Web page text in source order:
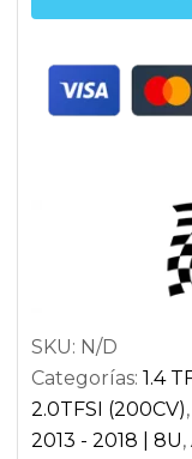
AUDI
RSQ3
SKU: N/D
Categorías: 1.4
2.0TFSI (200CV),
2013 - 2018 | 8U,